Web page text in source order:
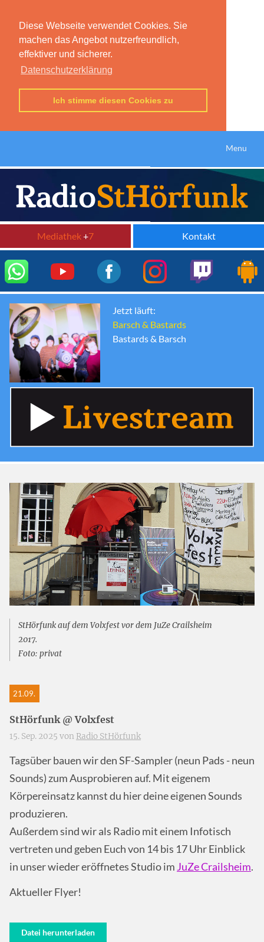
Diese Webseite verwendet Cookies. Sie
machen das Angebot nutzerfreundlich,
effektiver und sicherer.
Datenschutzerklärung
Ich stimme diesen Cookies zu
Menu
Mediathek+7 Kontakt
Jetzt läuft:
Barsch & Bastards
Bastards & Barsch
StHörfunk auf dem Volxfest vor dem JuZe Crailsheim
2017.
Foto: privat
21.09.
StHörfunk @ Volxfest
15. Sep. 2025 von Radio StHörfunk
Tagsüber bauen wir den SF-Sampler (neun Pads - neun
Sounds) zum Ausprobieren auf. Mit eigenem
Körpereinsatz kannst du hier deine eigenen Sounds
produzieren.
Außerdem sind wir als Radio mit einem Infotisch
vertreten und geben Euchvon 14 bis 17 Uhr Einblick
in unser wieder eröffnetes Studio im JuZe Crailsheim.
Aktueller Flyer!
Datei herunterladen